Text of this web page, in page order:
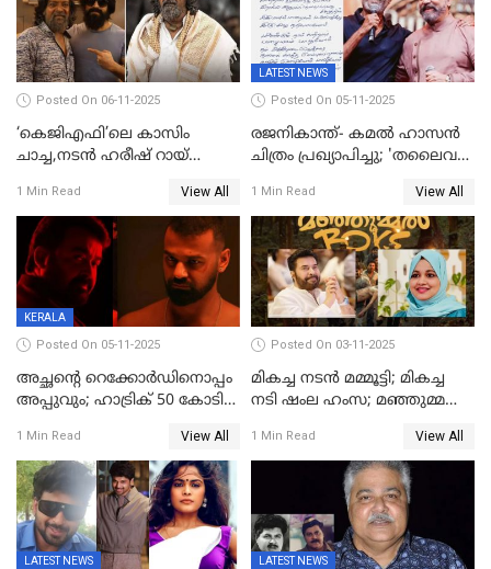
Posted On 06-11-2025
‘കെജിഎഫി’ലെ കാസിം
ചാച്ച,നടൻ ഹരീഷ് റായ്
1 Min Read View All
LATEST NEWS
Posted On 05-11-2025
രജനികാന്ത്- കമൽ ഹാസൻ
ചിത്രം പ്രഖ്യാപിച്ചു; 'തലൈവർ
1 Min Read View All
KERALA
Posted On 05-11-2025
അച്ഛന്റെ റെക്കോർഡിനൊപ്പം
അപ്പുവും; ഹാട്രിക് 50 കോടി
മോഹൻലാൽ, 'ഡീയസ്
ഈറേ' കുതിപ്പ്
1 Min Read View All
Posted On 03-11-2025
മികച്ച നടൻ മമ്മൂട്ടി; മികച്ച
നടി ഷംല ഹംസ; മഞ്ഞുമ്മൽ
1 Min Read View All
LATEST NEWS LATEST NEWS